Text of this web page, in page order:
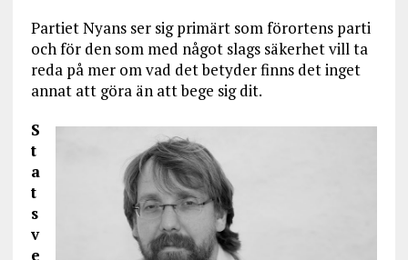
Partiet Nyans ser sig primärt som förortens parti
och för den som med något slags säkerhet vill ta
reda på mer om vad det betyder finns det inget
annat att göra än att bege sig dit.
S
t
a
t
s
v
e